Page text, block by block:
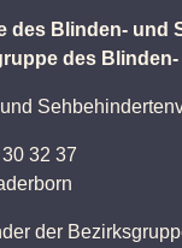
des Blinden- und
des
32 37
der